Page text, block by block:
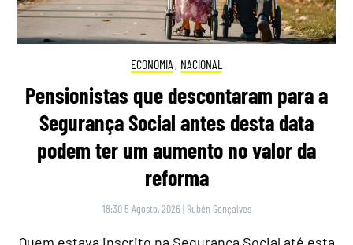
ECONOMIA , NACIONAL
Pensionistas que descontaram para a
Segurança Social antes desta data
podem ter um aumento no valor da
reforma
18:30 5 Agosto, 2026 | Rubén Gonçalves